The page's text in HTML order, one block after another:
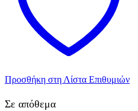
Προσθήκη στη Λίστα Επιθυμιών
Σε απόθεμα